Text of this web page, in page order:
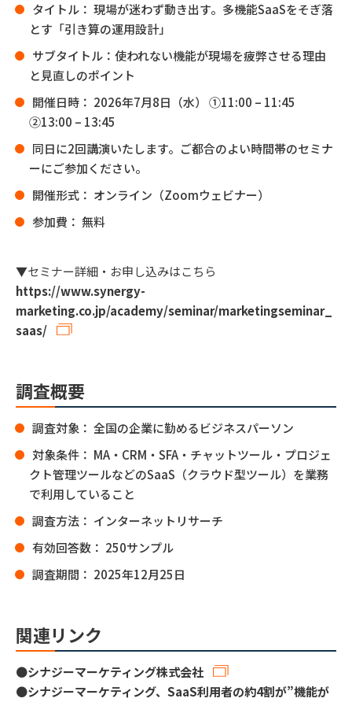
タイトル： 現場が迷わず動き出す。多機能SaaSをそぎ落
とす「引き算の運用設計」
サブタイトル：使われない機能が現場を疲弊させる理由
と見直しのポイント
開催日時： 2026年7月8日（水） ①11:00 – 11:45
②13:00 – 13:45
同日に2回講演いたします。ご都合のよい時間帯のセミナ
ーにご参加ください。
開催形式： オンライン（Zoomウェビナー）
参加費： 無料
▼セミナー詳細・お申し込みはこちら
https://www.synergy-
marketing.co.jp/academy/seminar/marketingseminar_
saas/
調査概要
調査対象： 全国の企業に勤めるビジネスパーソン
対象条件： MA・CRM・SFA・チャットツール・プロジェ
クト管理ツールなどのSaaS（クラウド型ツール）を業務
で利用していること
調査方法： インターネットリサーチ
有効回答数： 250サンプル
調査期間： 2025年12月25日
関連リンク
●シナジーマーケティング株式会社
●シナジーマーケティング、SaaS利用者の約4割が”機能が